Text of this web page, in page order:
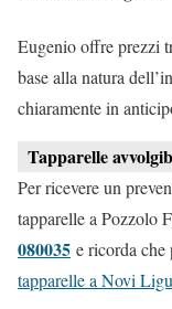
Eugenio offre prezzi
base alla natura
chiaramente in
Tapparelle
Per ricevere un
tapparelle a Pozzolo
080035 e ricorda
tapparelle a Novi